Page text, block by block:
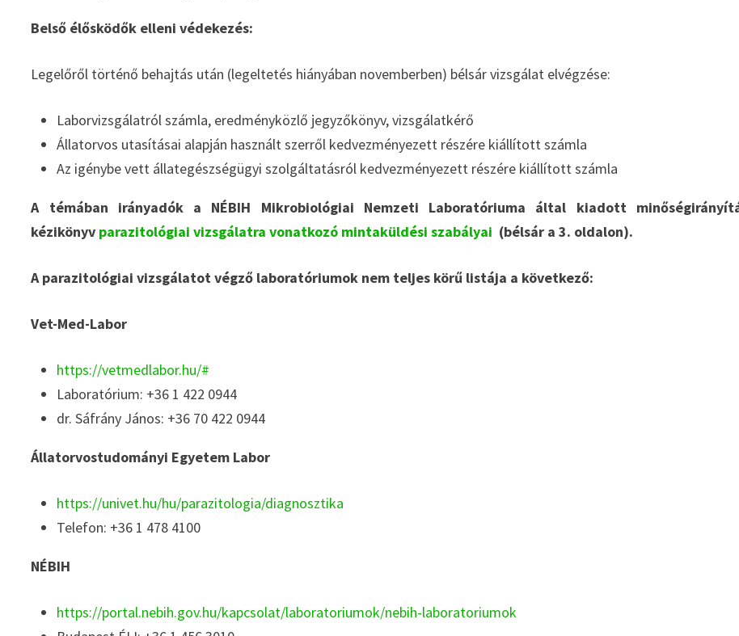
Belső élősködők elleni védekezés:
Legelőről történő behajtás után (legeltetés hiányában novemberben) bélsár vizsgálat elvégzése:
Laborvizsgálatról számla, eredményközlő jegyzőkönyv, vizsgálatkérő
Állatorvos utasításai alapján használt szerről kedvezményezett részére kiállított számla
Az igénybe vett állategészségügyi szolgáltatásról kedvezményezett részére kiállított számla
A témában irányadók a NÉBIH Mikrobiológiai Nemzeti Laboratóriuma által kiadott
kézikönyv parazitológiai vizsgálatra vonatkozó mintaküldési szabályai (bélsár a 3. oldalon).
A parazitológiai vizsgálatot végző laboratóriumok nem teljes körű listája a következő:
Vet-Med-Labor
https://vetmedlabor.hu/#
Laboratórium: +36 1 422 0944
dr. Sáfrány János: +36 70 422 0944
Állatorvostudományi Egyetem Labor
https://univet.hu/hu/parazitologia/diagnosztika
Telefon: +36 1 478 4100
NÉBIH
https://portal.nebih.gov.hu/kapcsolat/laboratoriumok/nebih-laboratoriumok